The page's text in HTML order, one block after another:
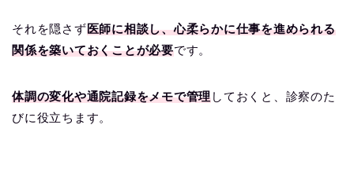
それを隠さず医師に相談し、心柔らかに仕事を進められる
関係を築いておくことが必要です。
体調の変化や通院記録をメモで管理しておくと、診察のた
びに役立ちます。